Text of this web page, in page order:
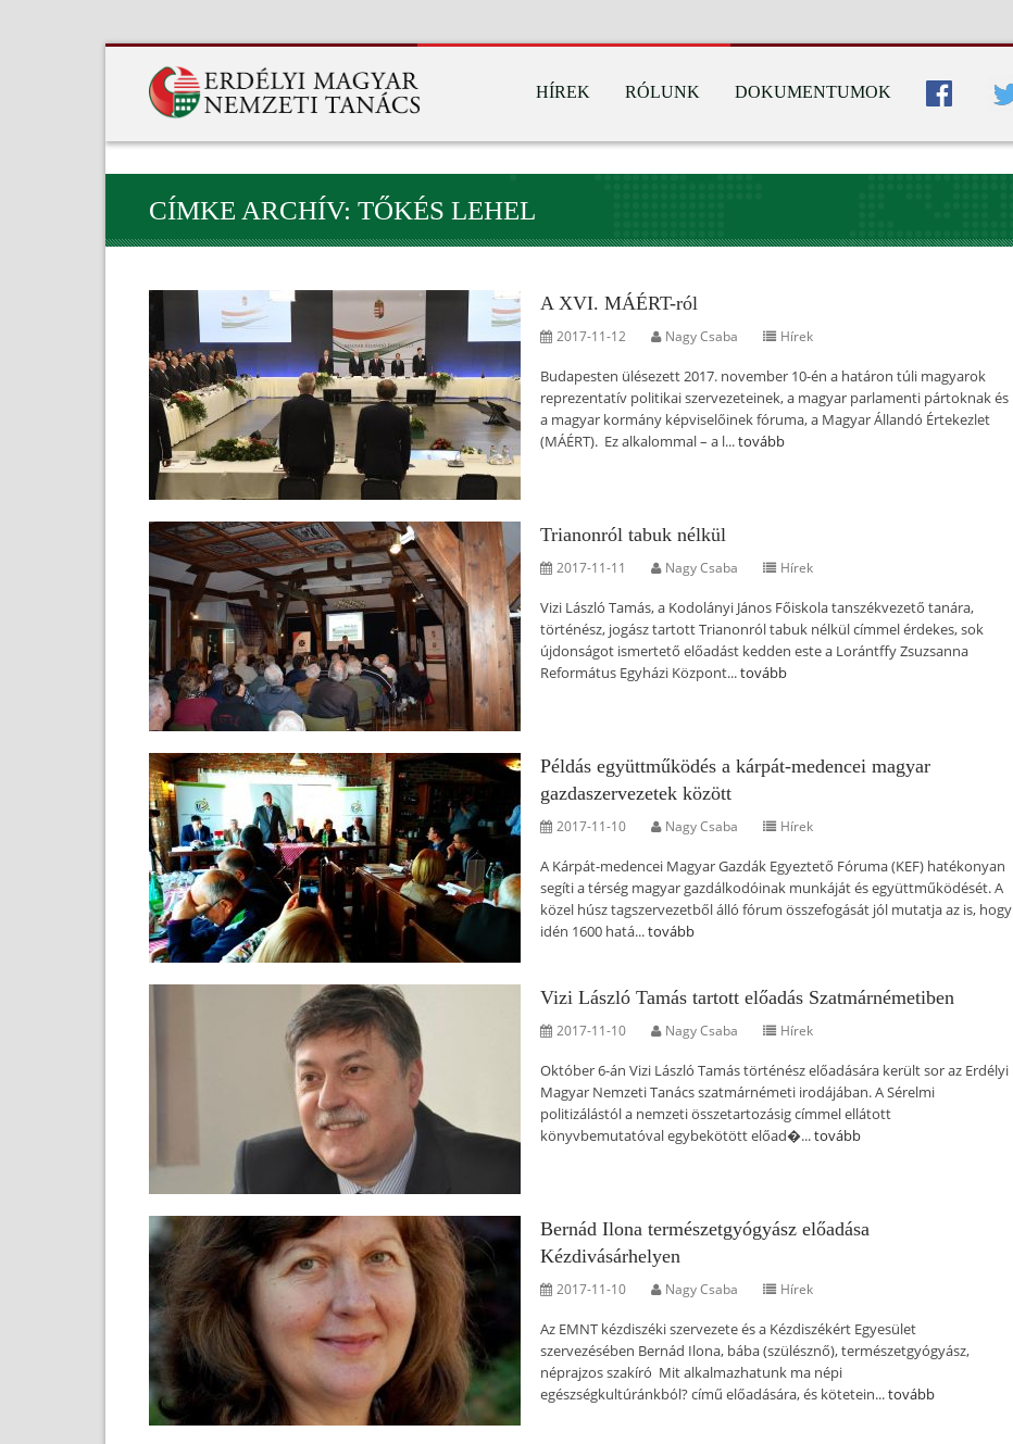
HÍREK RÓLUNK DOKUMENTUMOK
CÍMKE ARCHÍV: TŐKÉS LEHEL
A XVI. MÁÉRT-ról
2017-11-12 Nagy Csaba Hírek
Budapesten ülésezett 2017. november 10-én a határon túli magyarok
reprezentatív politikai szervezeteinek, a magyar parlamenti pártoknak és
a magyar kormány képviselőinek fóruma, a Magyar Állandó Értekezlet
(MÁÉRT). Ez alkalommal – a l...tovább
Trianonról tabuk nélkül
2017-11-11 Nagy Csaba Hírek
Vizi László Tamás, a Kodolányi János Főiskola tanszékvezető tanára,
történész, jogász tartott Trianonról tabuk nélkül címmel érdekes, sok
újdonságot ismertető előadást kedden este a Lorántffy Zsuzsanna
Református Egyházi Központ...tovább
Példás együttműködés a kárpát-medencei magyar
gazdaszervezetek között
2017-11-10 Nagy Csaba Hírek
A Kárpát-medencei Magyar Gazdák Egyeztető Fóruma (KEF) hatékonyan
segíti a térség magyar gazdálkodóinak munkáját és együttműködését. A
közel húsz tagszervezetből álló fórum összefogását jól mutatja az is, hogy
idén 1600 hatá...tovább
Vizi László Tamás tartott előadás Szatmárnémetiben
2017-11-10 Nagy Csaba Hírek
Október 6-án Vizi László Tamás történész előadására került sor az Erdélyi
Magyar Nemzeti Tanács szatmárnémeti irodájában. A Sérelmi
politizálástól a nemzeti összetartozásig címmel ellátott
könyvbemutatóval egybekötött előad�...tovább
Bernád Ilona természetgyógyász előadása
Kézdivásárhelyen
2017-11-10 Nagy Csaba Hírek
Az EMNT kézdiszéki szervezete és a Kézdiszékért Egyesület
szervezésében Bernád Ilona, bába (szülésznő), természetgyógyász,
néprajzos szakíró Mit alkalmazhatunk ma népi
egészségkultúránkból? című előadására, és kötetein...tovább